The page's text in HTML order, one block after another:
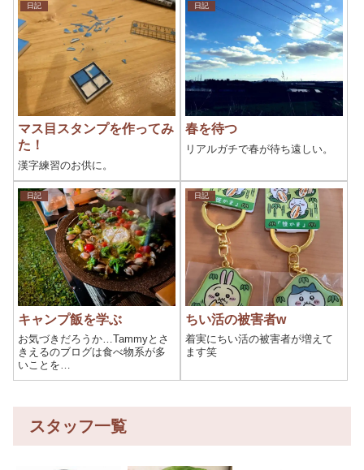
日記
マス目スタンプを作ってみ
た！
漢字練習のお供に。
日記
春を待つ
リアルガチで春が待ち遠しい。
日記
キャンプ飯を学ぶ
お気づきだろうか…Tammyとさ
きえるのブログは食べ物系が多
いことを…
日記
ちい活の被害者w
着実にちい活の被害者が増えて
ます笑
スタッフ一覧